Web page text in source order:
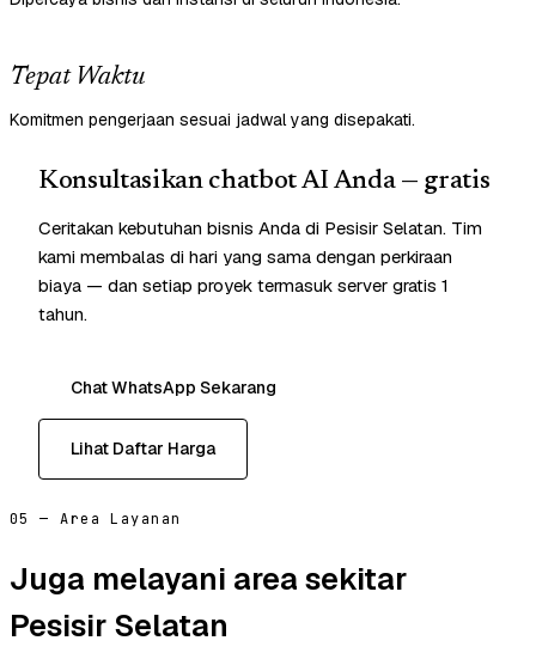
Tepat Waktu
Komitmen pengerjaan sesuai jadwal yang disepakati.
Konsultasikan chatbot AI Anda — gratis
Ceritakan kebutuhan bisnis Anda di Pesisir Selatan. Tim
kami membalas di hari yang sama dengan perkiraan
biaya — dan setiap proyek termasuk server gratis 1
tahun.
Chat WhatsApp Sekarang
Lihat Daftar Harga
05 — Area Layanan
Juga melayani area sekitar
Pesisir Selatan